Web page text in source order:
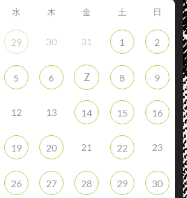
水 木 金 土 日
29 30 31 1 2
5 6 7 8 9
12 13 14 15 16
19 20 21 22 23
26 27 28 29 30